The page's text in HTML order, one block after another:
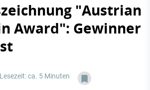
"Austrian
Award": Gewinner
Lesezeit: ca. 5 Minuten